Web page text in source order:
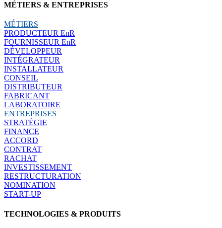
MÉTIERS & ENTREPRISES
MÉTIERS
PRODUCTEUR EnR
FOURNISSEUR EnR
DÉVELOPPEUR
INTÉGRATEUR
INSTALLATEUR
CONSEIL
DISTRIBUTEUR
FABRICANT
LABORATOIRE
ENTREPRISES
STRATÉGIE
FINANCE
ACCORD
CONTRAT
RACHAT
INVESTISSEMENT
RESTRUCTURATION
NOMINATION
START-UP
TECHNOLOGIES & PRODUITS